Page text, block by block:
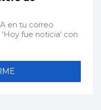
en tu correo
fue noticia' con